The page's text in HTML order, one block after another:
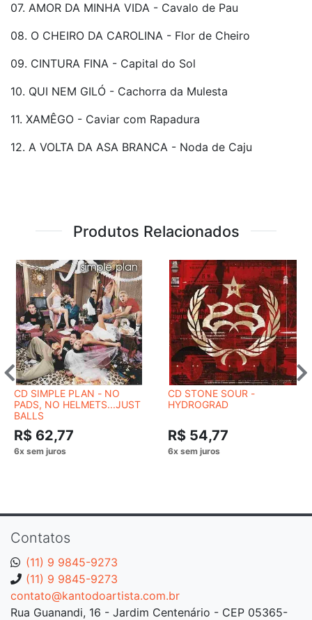
07. AMOR DA MINHA VIDA - Cavalo de Pau
08. O CHEIRO DA CAROLINA - Flor de Cheiro
09. CINTURA FINA - Capital do Sol
10. QUI NEM GILÓ - Cachorra da Mulesta
11. XAMÊGO - Caviar com Rapadura
12. A VOLTA DA ASA BRANCA - Noda de Caju
Produtos Relacionados
CD SIMPLE PLAN - NO
PADS, NO HELMETS...JUST
BALLS
R$ 62,77
CD STONE SOUR -
HYDROGRAD
R$ 54,77
Contatos
(11) 9 9845-9273
(11) 9 9845-9273
contato@kantodoartista.com.br
Rua Guanandi, 16 - Jardim Centenário - CEP 05365-